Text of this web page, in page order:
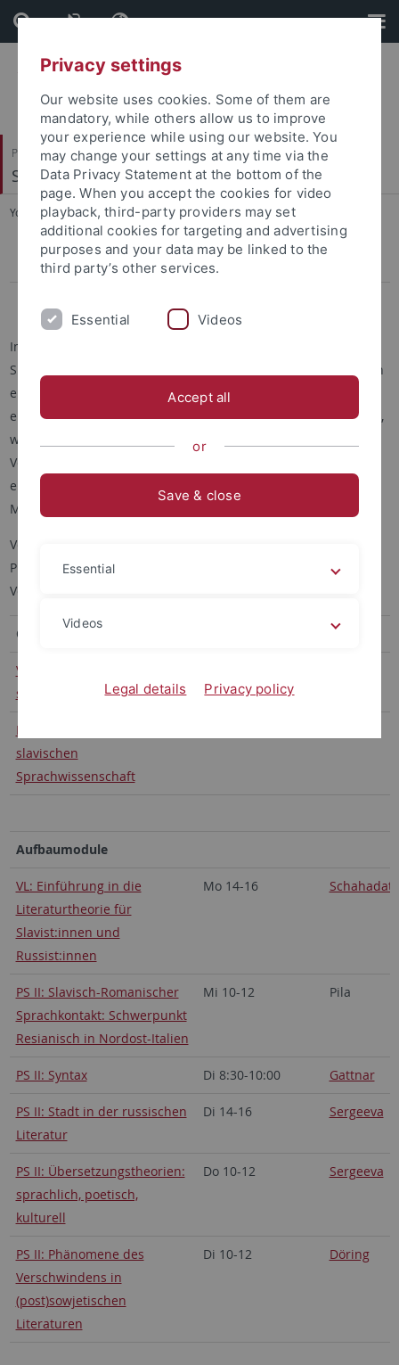
Skip
to
content
Skip
to
footer
Philosophische Fakultät
Slavisches Seminar
You are here: Startseite ... Vorlesungsverzeichnis
Wintersemester 2026/27
Im Folgenden sind alle Veranstaltungen aufgelistet, die das
Slavische Seminar im Wintersemester 2024/25 anbietet. Durch
einen Klick auf die jeweilige Veranstaltung werden Sie zum
elektronischen Vorlesungsverzeichnis auf ALMA weitergeleitet,
wo Sie weitere Informationen wie den
Veranstaltungskommentar, Hinweise zur Vorbereitung etc.
erhalten. Eine Anmeldung ist zwischen Mittwoch, 31. Juli bis
Mittwoch, 25. September 2024 möglich.
Verwendete Abkürzungen: S = Seminar; OK = Oberkurs; PS =
Proseminar; SQ = Schlüsselqualifikationen; Ü = Übung; VL =
Vorlesung
Grundlagenmodule
VL: Einführung in die
slavischen Sprachen
PS I: Grundlagen der
slavischen
Sprachwissenschaft
Aufbaumodule
VL: Einführung in die
Literaturtheorie für
Slavist:innen und
Russist:innen
Mo 14-16 Schahadat
PS II: Slavisch-Romanischer
Sprachkontakt: Schwerpunkt
Resianisch in Nordost-Italien
Mi 10-12 Pila
PS II: Syntax Di 8:30-10:00 Gattnar
PS II: Stadt in der russischen
Literatur
Di 14-16 Sergeeva
PS II: Übersetzungstheorien:
sprachlich, poetisch,
kulturell
Do 10-12 Sergeeva
PS II: Phänomene des
Verschwindens in
(post)sowjetischen
Literaturen
Di 10-12 Döring
Privacy settings
Our website uses cookies. Some of them are
mandatory, while others allow us to improve
your experience while using our website. You
may change your settings at any time via the
Data Privacy Statement at the bottom of the
page. When you accept the cookies for video
playback, third-party providers may set
additional cookies for targeting and advertising
purposes and your data may be linked to the
third party’s other services.
Essential Videos
Accept all
or
Save & close
Essential
Videos
Legal details Privacy policy